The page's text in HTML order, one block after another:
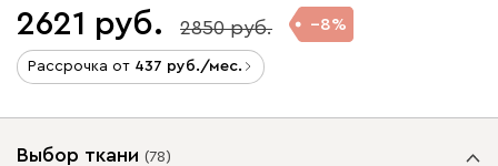
2621 2850 8
Рассрочка от 437 /мес.
Выбор ткани (78)